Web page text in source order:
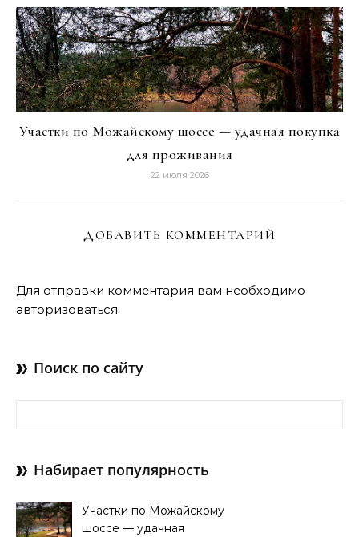
Участки по Можайскому шоссе — удачная покупка
для проживания
22 июля 2026
ДОБАВИТЬ КОММЕНТАРИЙ
Для отправки комментария вам необходимо
авторизоваться.
Поиск по сайту
Набирает популярность
Участки по Можайскому
шоссе — удачная